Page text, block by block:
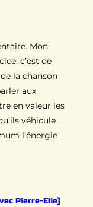
Mon
c’est de
la chanson
aux
en valeur les
véhicule
l’énergie
Pierre-Elie]